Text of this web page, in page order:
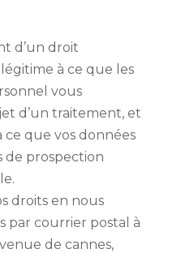
d’un droit
à ce que les
vous
d’un traitement, et
ce que vos données
de prospection
droits en nous
par courrier postal à
de cannes,